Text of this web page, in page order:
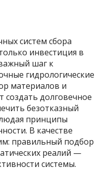
систем сбора
инвестиция в
шаг к
гидрологические
материалов и
создать долговечное
безотказный
принципы
В качестве
правильный подбор
реалий —
системы.